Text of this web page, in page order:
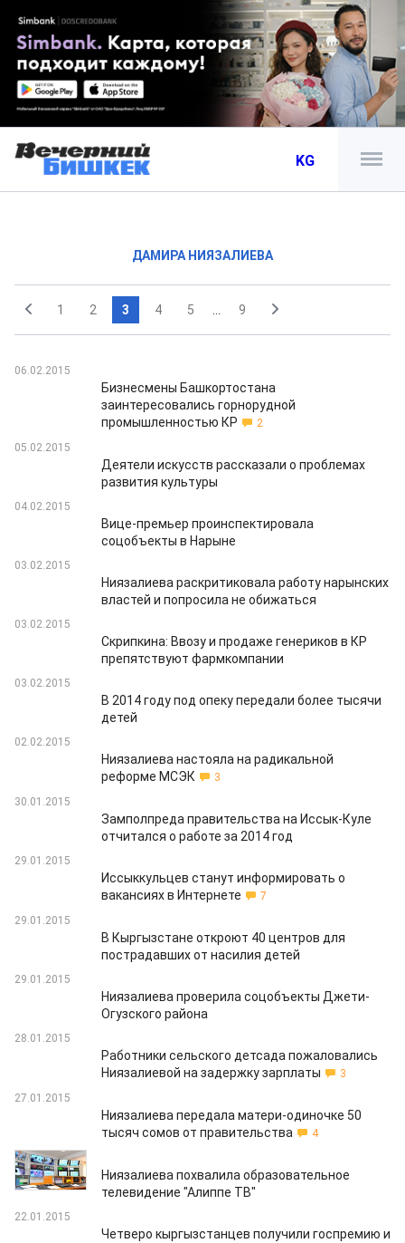
KG
ДАМИРА НИЯЗАЛИЕВА
1 2 3 4 5 9
06.02.2015
Бизнесмены Башкортостана
заинтересовались горнорудной
промышленностью КР
2
05.02.2015
Деятели искусств рассказали о проблемах
развития культуры
04.02.2015
Вице-премьер проинспектировала
соцобъекты в Нарыне
03.02.2015
Ниязалиева раскритиковала работу нарынских
властей и попросила не обижаться
03.02.2015
Скрипкина: Ввозу и продаже генериков в КР
препятствуют фармкомпании
03.02.2015
В 2014 году под опеку передали более тысячи
детей
02.02.2015
Ниязалиева настояла на радикальной
реформе МСЭК
3
30.01.2015
Замполпреда правительства на Иссык-Куле
отчитался о работе за 2014 год
29.01.2015
Иссыккульцев станут информировать о
вакансиях в Интернете
7
29.01.2015
В Кыргызстане откроют 40 центров для
пострадавших от насилия детей
29.01.2015
Ниязалиева проверила соцобъекты Джети-
Огузского района
28.01.2015
Работники сельского детсада пожаловались
Ниязалиевой на задержку зарплаты
3
27.01.2015
Ниязалиева передала матери-одиночке 50
тысяч сомов от правительства
4
23.01.2015
Ниязалиева похвалила образовательное
телевидение "Алиппе ТВ"
22.01.2015
Четверо кыргызстанцев получили госпремию и